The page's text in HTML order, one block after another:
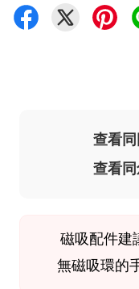
查看
查看
磁吸配件建
無磁吸環的